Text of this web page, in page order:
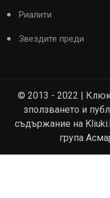
Риалити
Звездите преди
© 2013 - 2022 |
зползването и
съдържание на
група